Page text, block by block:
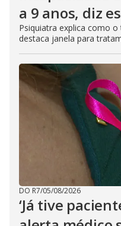
a 9 anos, diz
Psiquiatra explica como
destaca janela para
DO R7/05/08/2026
‘Já tive